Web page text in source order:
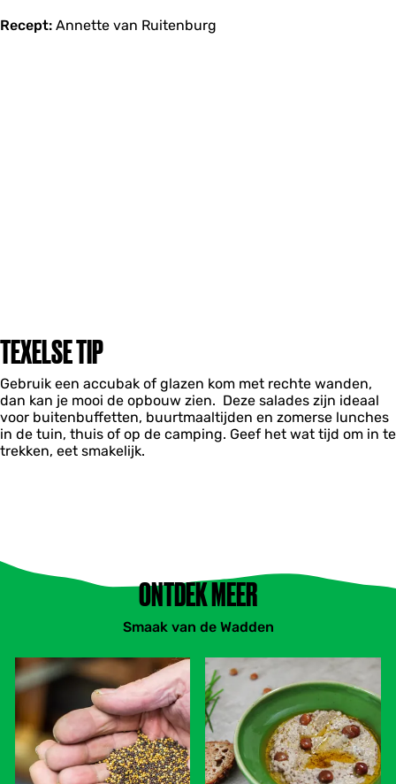
Recept: Annette van Ruitenburg
TEXELSE TIP
Gebruik een accubak of glazen kom met rechte wanden,
dan kan je mooi de opbouw zien. Deze salades zijn ideaal
voor buitenbuffetten, buurtmaaltijden en zomerse lunches
in de tuin, thuis of op de camping. Geef het wat tijd om in te
trekken, eet smakelijk.
ONTDEK MEER
Smaak van de Wadden
S
m
a
k
v
a
A
l
l
e
r
e
c